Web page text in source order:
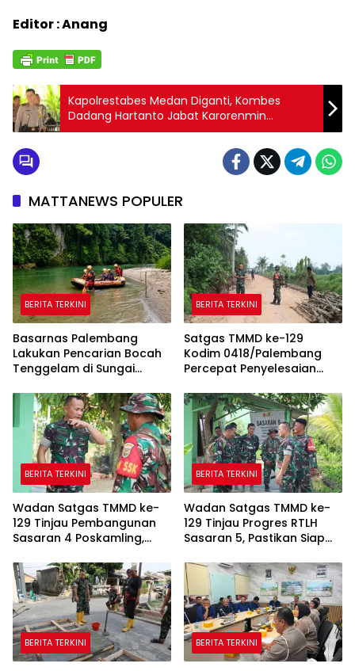
Editor : Anang
Kapolrestabes Medan Diganti, Kombes
Dadang Hartanto Jabat Karorenmin
Bareskrim Mabes Polri
MATTANEWS POPULER
BERITA TERKINI
Basarnas Palembang
Lakukan Pencarian Bocah
Tenggelam di Sungai
BERITA TERKINI
Satgas TMMD ke-129
Kodim 0418/Palembang
Percepat Penyelesaian
Meter
BERITA TERKINI
Wadan Satgas TMMD ke-
129 Tinjau Pembangunan
Sasaran 4 Poskamling,
Perencanaan
BERITA TERKINI
Wadan Satgas TMMD ke-
129 Tinjau Progres RTLH
Sasaran 5, Pastikan Siap
BERITA TERKINI BERITA TERKINI